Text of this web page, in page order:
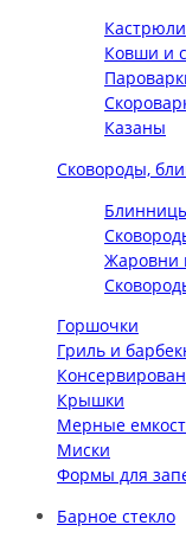
Кастрюли
Ковши и
Казаны
Сковороды,
Жаровни
Горшочки
Гриль и
Крышки
Мерные
Миски
Формы для
Барное стекло